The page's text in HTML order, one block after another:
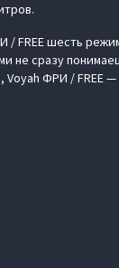
/ FREE шесть
не сразу
Voyah ФРИ / FREE